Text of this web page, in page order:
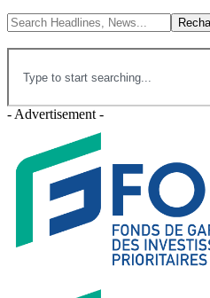
- Advertisement -